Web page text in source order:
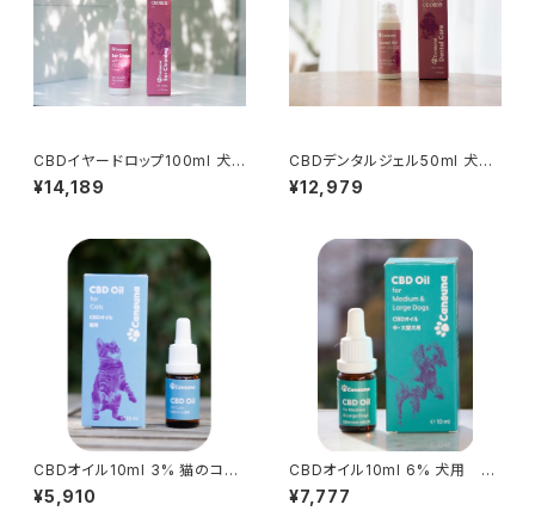
CBDイヤードロップ100ml 犬
の耳ケア用 CBD3％配合
¥14,189
CBDデンタルジェル50ml 犬の
デンタルケア用 CBD3%配合
¥12,979
CBDオイル10ml 3% 猫のコン
ディションケア用 CBD300m
g配合 約250滴
¥5,910
CBDオイル10ml 6% 犬用 C
BD600mg配合/約250滴
¥7,777